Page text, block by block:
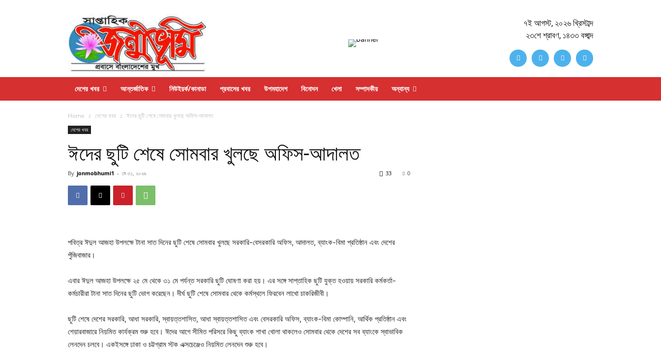
৭ই আগস্ট, ২০২৬ খ্রিস্টাব্দ
২৩শে শ্রাবণ, ১৪৩৩ বঙ্গাব্দ
দেশের খবর আন্তর্জাতিক নিউইয়র্ক/কানাডা প্রবাসের খবর উপমহাদেশ বিনোদন খেলা সম্পাদকীয় অন্যান্য
Home দেশের খবর ঈদের ছুটি শেষে সোমবার খুলছে অফিস-আদালত
দেশের খবর
ঈদের ছুটি শেষে সোমবার খুলছে অফিস-আদালত
By jonmobhumi1 - মে ৩১, ২০২৬ 0
33
পবিত্র ঈদুল আজহা উপলক্ষে টানা সাত দিনের ছুটি শেষে সোমবার খুলছে সরকারি-বেসরকারি অফিস, আদালত, ব্যাংক-বিমা প্রতিষ্ঠান এবং দেশের
পুঁজিবাজার।
এবার ঈদুল আজহা উপলক্ষে ২৫ মে থেকে ৩১ মে পর্যন্ত সরকারি ছুটি ঘোষণা করা হয়। এর সঙ্গে সাপ্তাহিক ছুটি যুক্ত হওয়ায় সরকারি কর্মকর্তা-
কর্মচারীরা টানা সাত দিনের ছুটি ভোগ করেছেন। দীর্ঘ ছুটি শেষে সোমবার থেকে কর্মস্থলে ফিরবেন লাখো চাকরিজীবী।
ছুটি শেষে দেশের সরকারি, আধা সরকারি, স্বায়ত্তশাসিত, আধা স্বায়ত্তশাসিত এবং বেসরকারি অফিস, ব্যাংক-বিমা কোম্পানি, আর্থিক প্রতিষ্ঠান এবং
শেয়ারবাজারে নিয়মিত কার্যক্রম শুরু হবে। ঈদের আগে সীমিত পরিসরে কিছু ব্যাংক শাখা খোলা থাকলেও সোমবার থেকে দেশের সব ব্যাংকে স্বাভাবিক
লেনদেন চলবে। একইসঙ্গে ঢাকা ও চট্টগ্রাম স্টক এক্সচেঞ্জেও নিয়মিত লেনদেন শুরু হবে।